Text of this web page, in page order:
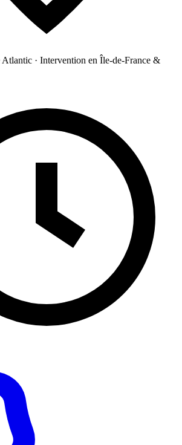
Atlantic · Intervention en Île-de-France &